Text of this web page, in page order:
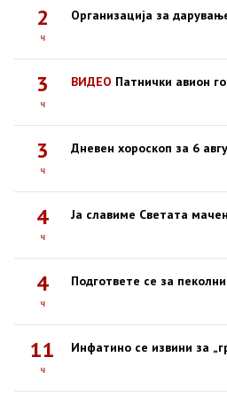
2
ч
Организација за
3
ч
ВИДЕО Патнички авион
3
ч
Дневен хороскоп за 6
4
ч
Ја славиме Светата
4
ч
Подгответе се за
11
ч
Инфатино се извини за